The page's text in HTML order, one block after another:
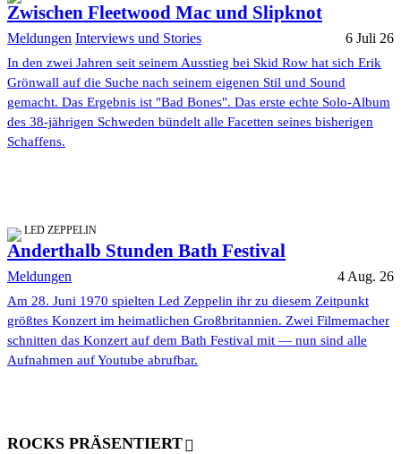
Zwischen Fleetwood Mac und Slipknot
Meldungen Interviews und Stories 6 Juli 26
In den zwei Jahren seit seinem Ausstieg bei Skid Row hat sich Erik
Grönwall auf die Suche nach seinem eigenen Stil und Sound
gemacht. Das Ergebnis ist "Bad Bones". Das erste echte Solo-Album
des 38-jährigen Schweden bündelt alle Facetten seines bisherigen
Schaffens.
LED ZEPPELIN
Anderthalb Stunden Bath Festival
Meldungen 4 Aug. 26
Am 28. Juni 1970 spielten Led Zeppelin ihr zu diesem Zeitpunkt
größtes Konzert im heimatlichen Großbritannien. Zwei Filmemacher
schnitten das Konzert auf dem Bath Festival mit — nun sind alle
Aufnahmen auf Youtube abrufbar.
ROCKS PRÄSENTIERT